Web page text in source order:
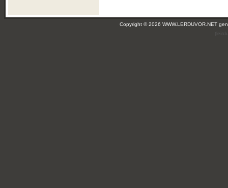
Copyright © 2026 WWW.LERDUVOR.NET